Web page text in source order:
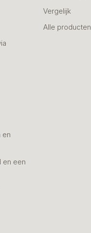
en
en een
Vergelijk
Alle producten